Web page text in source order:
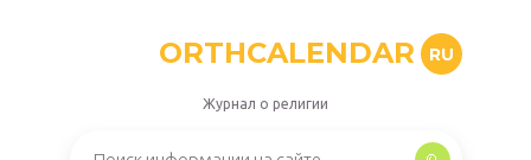
ORTHCALENDAR RU
Журнал о религии